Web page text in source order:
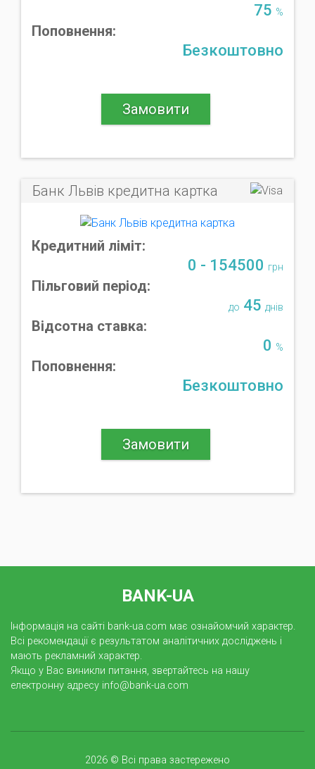
75 %
Поповнення:
Безкоштовно
Замовити
Банк Львів кредитна картка
Кредитний ліміт:
0 - 154500 грн
Пільговий період:
до 45 днів
Відсотна ставка:
0 %
Поповнення:
Безкоштовно
Замовити
BANK-UA
Інформація на сайті bank-ua.com має ознайомчий характер.
Всі рекомендації є результатом аналітичних досліджень і
мають рекламний характер.
Якщо у Вас виникли питання, звертайтесь на нашу
електронну адресу info@bank-ua.com
2026 © Всі права застережено